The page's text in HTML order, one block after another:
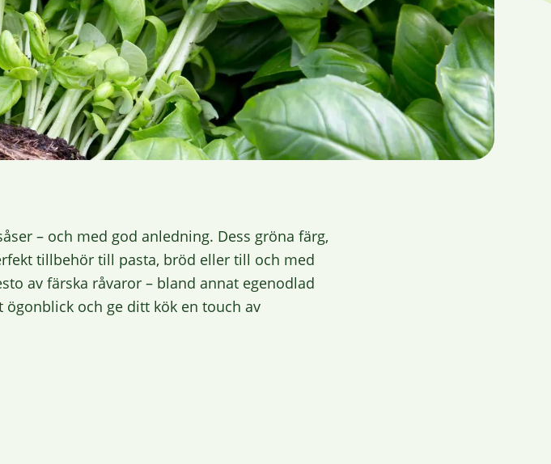
– och med god anledning. Dess gröna färg,
tillbehör till pasta, bröd eller till och med
av färska råvaror – bland annat egenodlad
och ge ditt kök en touch av